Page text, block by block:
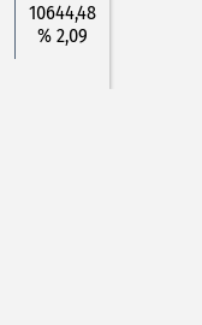
10644,48
% 2,09